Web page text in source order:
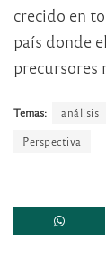
crecido en
país donde
precursores
Temas: análisis
Perspectiva